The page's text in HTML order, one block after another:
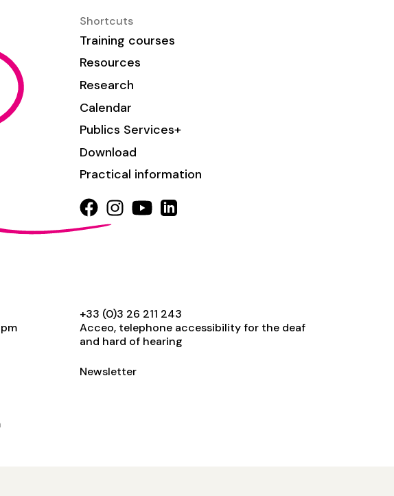
Shortcuts
Training courses
Resources
Research
Calendar
Publics Services+
Download
Practical information
+33 (0)3 26 211 243
Acceo, telephone accessibility for the deaf
and hard of hearing
Newsletter